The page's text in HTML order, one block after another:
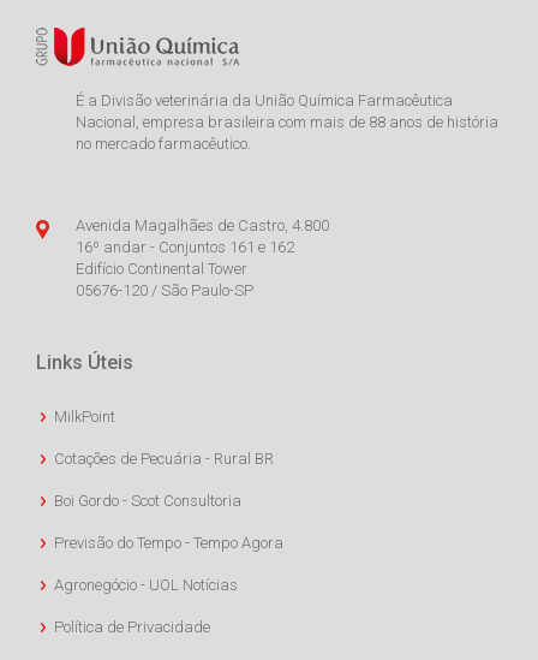
É a Divisão veterinária da União Química Farmacêutica
Nacional, empresa brasileira com mais de 88 anos de história
no mercado farmacêutico.
Avenida Magalhães de Castro, 4.800
16º andar - Conjuntos 161 e 162
Edifício Continental Tower
05676-120 / São Paulo-SP
Links Úteis
MilkPoint
Cotações de Pecuária - Rural BR
Boi Gordo - Scot Consultoria
Previsão do Tempo - Tempo Agora
Agronegócio - UOL Notícias
Política de Privacidade